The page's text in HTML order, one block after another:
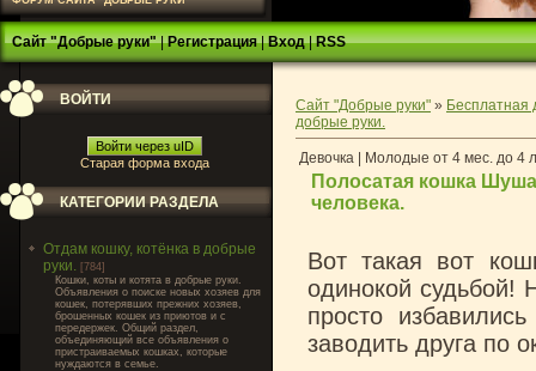
Сайт "Добрые руки"|Регистрация|Вход|RSS
ВОЙТИ
Войти через uID
Старая форма входа
КАТЕГОРИИ РАЗДЕЛА
Отдам кошку, котёнка в добрые
руки. [784]
Кошки, коты и котята в добрые руки.
Объявления о поиске новых хозяев для
кошек, потерявших прежних хозяев,
брошенных кошек из приютов и с
передержек. Общий раздел,
объединяющий все объявления о
пристраиваемых кошках, которые
нуждаются в семье.
Сайт "Добрые руки" » Бесплатная
добрые руки.
Девочка | Молодые от 4 мес. до 4
Полосатая кошка
человека.
Вот такая вот
одинокой судьбой!
просто
заводить друга по